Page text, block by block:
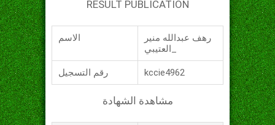
RESULT PUBLICATION
الاسم
رهف عبدالله منير
رقم التسجيل kccie4962
مشاهدة الشهادة